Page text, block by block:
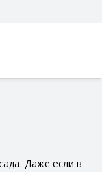
Даже если в